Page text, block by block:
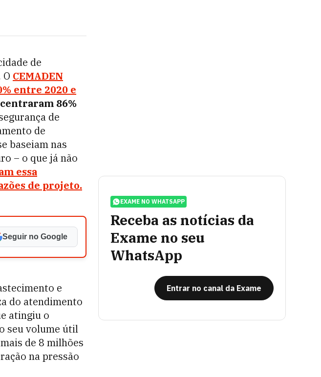
de
CEMADEN
entre 2020 e
86%
de
de
baseiam nas
– o que já não
essa
de projeto.
Seguir no Google
e
do atendimento
atingiu o
seu volume útil
de 8 milhões
na pressão
EXAME NO WHATSAPP
Receba as notícias da
Exame no seu
WhatsApp
Entrar no canal da Exame